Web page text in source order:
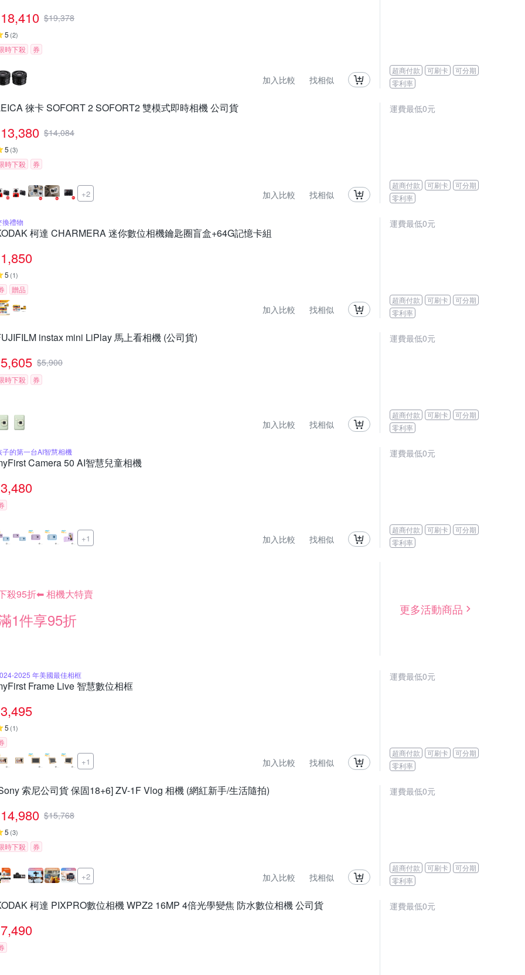
18,410 $19,378
5 (2)
時下殺 券
加入比較 找相似
超商付款 可刷卡
可分期
零利率
徠卡 SOFORT 2 SOFORT2 雙模式即時相機 公司貨
13,380 $14,084
5 (3)
時下殺 券
+2 加入比較 找相似
運費最低0元
超商付款 可刷卡
可分期
零利率
換禮物
柯達 CHARMERA 迷你數位相機鑰匙圈盲盒+64G記憶卡組
1,850
5 (1)
贈品
加入比較 找相似
運費最低0元
超商付款 可刷卡
可分期
零利率
instax mini LiPlay 馬上看相機 (公司貨)
5,605 $5,900
時下殺 券
加入比較 找相似
運費最低0元
超商付款 可刷卡
可分期
零利率
子的第一台AI智慧相機
Camera 50 AI智慧兒童相機
3,480
+1 加入比較 找相似
運費最低0元
超商付款 可刷卡
可分期
零利率
殺95折⬅︎ 相機大特賣
1件享95折
更多活動商品
2025 年美國最佳相框
Frame Live 智慧數位相框
3,495
5 (1)
+1 加入比較 找相似
運費最低0元
超商付款 可刷卡
可分期
零利率
索尼公司貨 保固18+6] ZV-1F Vlog 相機 (網紅新手/生活隨拍)
14,980 $15,768
5 (3)
時下殺 券
+2 加入比較 找相似
運費最低0元
超商付款 可刷卡
可分期
零利率
柯達 PIXPRO數位相機 WPZ2 16MP 4倍光學變焦 防水數位相機 公司貨
7,490
運費最低0元